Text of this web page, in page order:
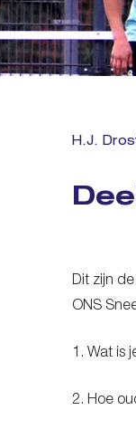
H.J.
Dit zijn
ONS
1. Wat is
2. Hoe